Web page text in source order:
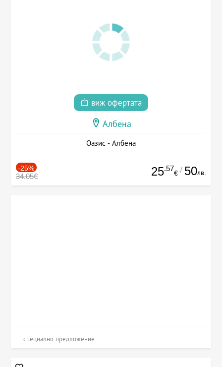
виж офертата
Албена
Оазис - Албена
-25%
34.05€ 25.57
€ / 50лв.
специално предложение